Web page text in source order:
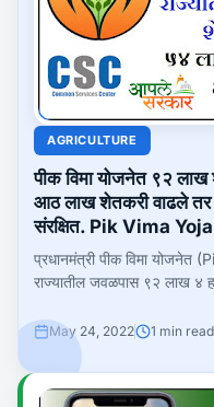
AGRICULTURE
पीक विमा योजनेत ९२ लाख
आठ लाख शेतकरी वाढले तर
संरक्षित. Pik Vima
प्रधानमंत्री पीक विमा योजनेत
राज्यातील जवळपास ९२ लाख ४
May 24, 2022 1 min read